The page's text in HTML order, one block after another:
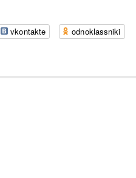
vkontakte odnoklassniki